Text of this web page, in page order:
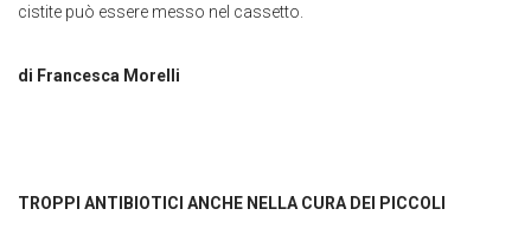
cistite può essere messo nel cassetto.
di Francesca Morelli
TROPPI ANTIBIOTICI ANCHE NELLA CURA DEI PICCOLI